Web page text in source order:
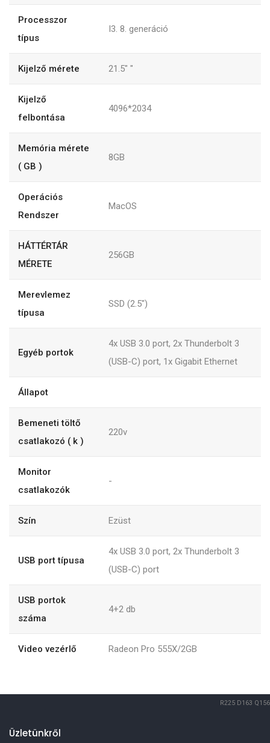
Processzor
típus
I3. 8. generáció
Kijelző mérete 21.5" "
Kijelző
felbontása
4096*2034
Memória mérete
( GB )
8GB
Operációs
Rendszer
MacOS
HÁTTÉRTÁR
MÉRETE
256GB
Merevlemez
típusa
SSD (2.5")
Egyéb portok
4x USB 3.0 port, 2x Thunderbolt 3
(USB-C) port, 1x Gigabit Ethernet
Állapot
Bemeneti töltő
csatlakozó ( k )
220v
Monitor
csatlakozók
-
Szín Ezüst
USB port típusa
4x USB 3.0 port, 2x Thunderbolt 3
(USB-C) port
USB portok
száma
4+2 db
Video vezérlő Radeon Pro 555X/2GB
R225 D163 Q156
Üzletünkről